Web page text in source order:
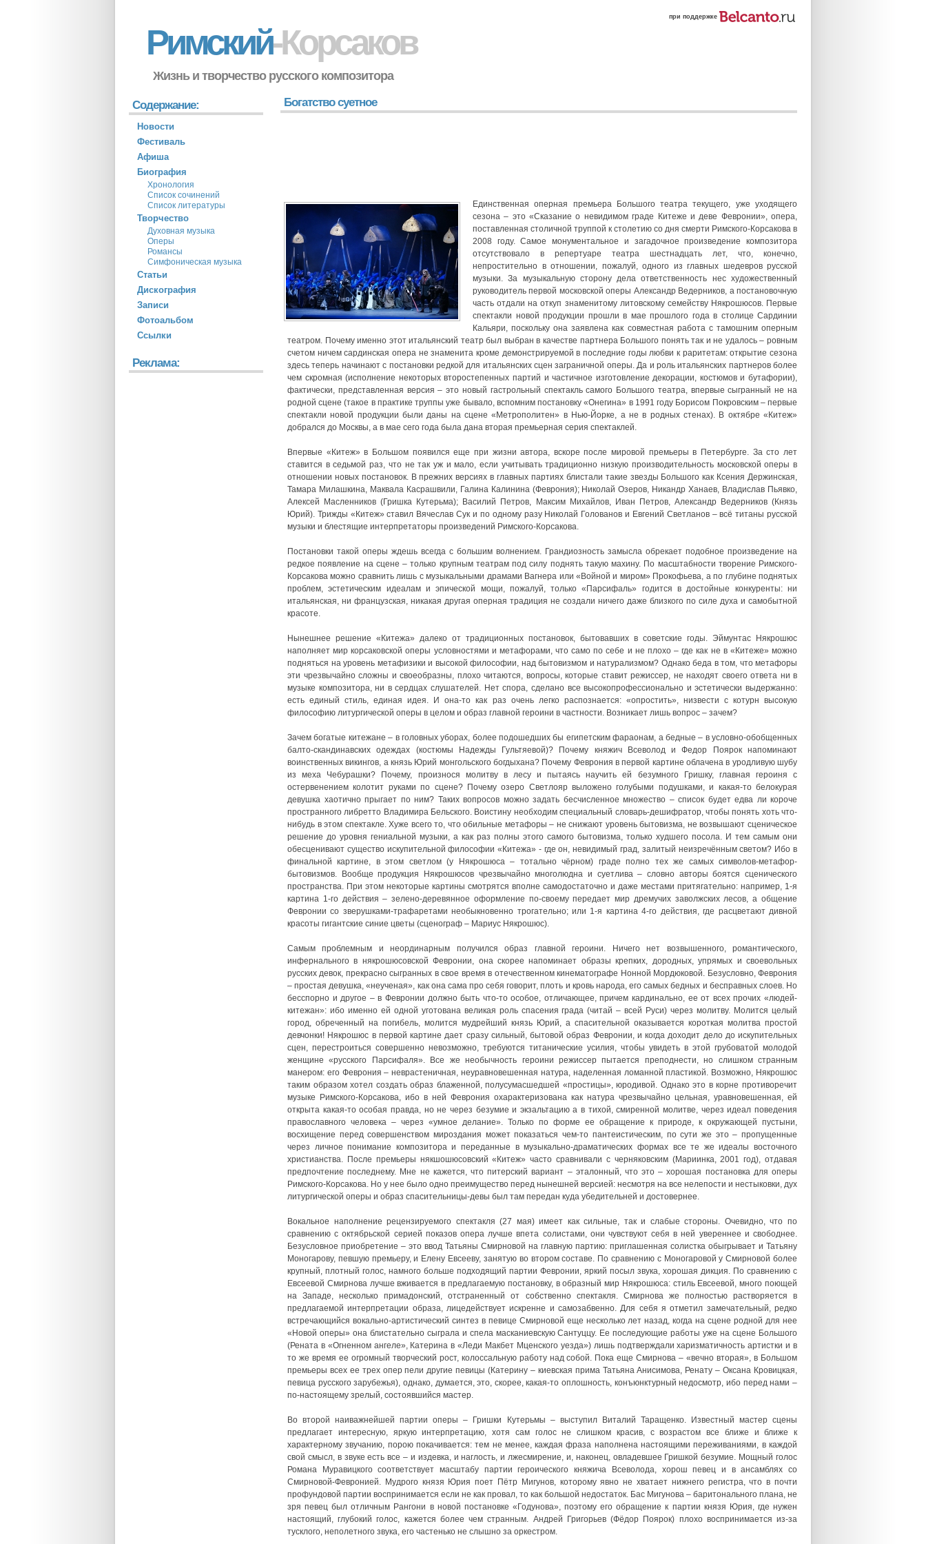
при поддержке
Римский-Корсаков
Жизнь и творчество русского композитора
Богатство суетное
Единственная оперная премьера Большого театра текущего, уже уходящего
сезона – это «Сказание о невидимом граде Китеже и деве Февронии», опера,
поставленная столичной труппой к столетию со дня смерти Римского-Корсакова в
2008 году. Самое монументальное и загадочное произведение композитора
отсутствовало в репертуаре театра шестнадцать лет, что, конечно,
непростительно в отношении, пожалуй, одного из главных шедевров русской
музыки. За музыкальную сторону дела ответственность нес художественный
руководитель первой московской оперы Александр Ведерников, а постановочную
часть отдали на откуп знаменитому литовскому семейству Някрошюсов. Первые
спектакли новой продукции прошли в мае прошлого года в столице Сардинии
Кальяри, поскольку она заявлена как совместная работа с тамошним оперным
театром. Почему именно этот итальянский театр был выбран в качестве партнера Большого понять так и не удалось – ровным
счетом ничем сардинская опера не знаменита кроме демонстрируемой в последние годы любви к раритетам: открытие сезона
здесь теперь начинают с постановки редкой для итальянских сцен заграничной оперы. Да и роль итальянских партнеров более
чем скромная (исполнение некоторых второстепенных партий и частичное изготовление декорации, костюмов и бутафории),
фактически, представленная версия – это новый гастрольный спектакль самого Большого театра, впервые сыгранный не на
родной сцене (такое в практике труппы уже бывало, вспомним постановку «Онегина» в 1991 году Борисом Покровским – первые
спектакли новой продукции были даны на сцене «Метрополитен» в Нью-Йорке, а не в родных стенах). В октябре «Китеж»
добрался до Москвы, а в мае сего года была дана вторая премьерная серия спектаклей.
Впервые «Китеж» в Большом появился еще при жизни автора, вскоре после мировой премьеры в Петербурге. За сто лет
ставится в седьмой раз, что не так уж и мало, если учитывать традиционно низкую производительность московской оперы в
отношении новых постановок. В прежних версиях в главных партиях блистали такие звезды Большого как Ксения Держинская,
Тамара Милашкина, Маквала Касрашвили, Галина Калинина (Феврония); Николай Озеров, Никандр Ханаев, Владислав Пьявко,
Алексей Масленников (Гришка Кутерьма); Василий Петров, Максим Михайлов, Иван Петров, Александр Ведерников (Князь
Юрий). Трижды «Китеж» ставил Вячеслав Сук и по одному разу Николай Голованов и Евгений Светланов – всё титаны русской
музыки и блестящие интерпретаторы произведений Римского-Корсакова.
Постановки такой оперы ждешь всегда с большим волнением. Грандиозность замысла обрекает подобное произведение на
редкое появление на сцене – только крупным театрам под силу поднять такую махину. По масштабности творение Римского-
Корсакова можно сравнить лишь с музыкальными драмами Вагнера или «Войной и миром» Прокофьева, а по глубине поднятых
проблем, эстетическим идеалам и эпической мощи, пожалуй, только «Парсифаль» годится в достойные конкуренты: ни
итальянская, ни французская, никакая другая оперная традиция не создали ничего даже близкого по силе духа и самобытной
красоте.
Нынешнее решение «Китежа» далеко от традиционных постановок, бытовавших в советские годы. Эймунтас Някрошюс
наполняет мир корсаковской оперы условностями и метафорами, что само по себе и не плохо – где как не в «Китеже» можно
подняться на уровень метафизики и высокой философии, над бытовизмом и натурализмом? Однако беда в том, что метафоры
эти чрезвычайно сложны и своеобразны, плохо читаются, вопросы, которые ставит режиссер, не находят своего ответа ни в
музыке композитора, ни в сердцах слушателей. Нет спора, сделано все высокопрофессионально и эстетически выдержанно:
есть единый стиль, единая идея. И она-то как раз очень легко распознается: «опростить», низвести с котурн высокую
философию литургической оперы в целом и образ главной героини в частности. Возникает лишь вопрос – зачем?
Зачем богатые китежане – в головных уборах, более подошедших бы египетским фараонам, а бедные – в условно-обобщенных
балто-скандинавских одеждах (костюмы Надежды Гультяевой)? Почему княжич Всеволод и Федор Поярок напоминают
воинственных викингов, а князь Юрий монгольского богдыхана? Почему Феврония в первой картине облачена в уродливую шубу
из меха Чебурашки? Почему, произнося молитву в лесу и пытаясь научить ей безумного Гришку, главная героиня с
остервенением колотит руками по сцене? Почему озеро Светлояр выложено голубыми подушками, и какая-то белокурая
девушка хаотично прыгает по ним? Таких вопросов можно задать бесчисленное множество – список будет едва ли короче
пространного либретто Владимира Бельского. Воистину необходим специальный словарь-дешифратор, чтобы понять хоть что-
нибудь в этом спектакле. Хуже всего то, что обильные метафоры – не снижают уровень бытовизма, не возвышают сценическое
решение до уровня гениальной музыки, а как раз полны этого самого бытовизма, только худшего посола. И тем самым они
обесценивают существо искупительной философии «Китежа» - где он, невидимый град, залитый неизречённым светом? Ибо в
финальной картине, в этом светлом (у Някрошюса – тотально чёрном) граде полно тех же самых символов-метафор-
бытовизмов. Вообще продукция Някрошюсов чрезвычайно многолюдна и суетлива – словно авторы боятся сценического
пространства. При этом некоторые картины смотрятся вполне самодостаточно и даже местами притягательно: например, 1-я
картина 1-го действия – зелено-деревянное оформление по-своему передает мир дремучих заволжских лесов, а общение
Февронии со зверушками-трафаретами необыкновенно трогательно; или 1-я картина 4-го действия, где расцветают дивной
красоты гигантские синие цветы (сценограф – Мариус Някрошюс).
Самым проблемным и неординарным получился образ главной героини. Ничего нет возвышенного, романтического,
инфернального в някрошюсовской Февронии, она скорее напоминает образы крепких, дородных, упрямых и своевольных
русских девок, прекрасно сыгранных в свое время в отечественном кинематографе Нонной Мордюковой. Безусловно, Феврония
– простая девушка, «неученая», как она сама про себя говорит, плоть и кровь народа, его самых бедных и бесправных слоев. Но
бесспорно и другое – в Февронии должно быть что-то особое, отличающее, причем кардинально, ее от всех прочих «людей-
китежан»: ибо именно ей одной уготована великая роль спасения града (читай – всей Руси) через молитву. Молится целый
город, обреченный на погибель, молится мудрейший князь Юрий, а спасительной оказывается короткая молитва простой
девчонки! Някрошюс в первой картине дает сразу сильный, бытовой образ Февронии, и когда доходит дело до искупительных
сцен, перестроиться совершенно невозможно, требуются титанические усилия, чтобы увидеть в этой грубоватой молодой
женщине «русского Парсифаля». Все же необычность героини режиссер пытается преподнести, но слишком странным
манером: его Феврония – неврастеничная, неуравновешенная натура, наделенная ломанной пластикой. Возможно, Някрошюс
таким образом хотел создать образ блаженной, полусумасшедшей «простицы», юродивой. Однако это в корне противоречит
музыке Римского-Корсакова, ибо в ней Феврония охарактеризована как натура чрезвычайно цельная, уравновешенная, ей
открыта какая-то особая правда, но не через безумие и экзальтацию а в тихой, смиренной молитве, через идеал поведения
православного человека – через «умное делание». Только по форме ее обращение к природе, к окружающей пустыни,
восхищение перед совершенством мироздания может показаться чем-то пантеистическим, по сути же это – пропущенные
через личное понимание композитора и переданные в музыкально-драматических формах все те же идеалы восточного
христианства. После премьеры някшошюсовский «Китеж» часто сравнивали с черняковским (Мариинка, 2001 год), отдавая
предпочтение последнему. Мне не кажется, что питерский вариант – эталонный, что это – хорошая постановка для оперы
Римского-Корсакова. Но у нее было одно преимущество перед нынешней версией: несмотря на все нелепости и нестыковки, дух
литургической оперы и образ спасительницы-девы был там передан куда убедительней и достовернее.
Вокальное наполнение рецензируемого спектакля (27 мая) имеет как сильные, так и слабые стороны. Очевидно, что по
сравнению с октябрьской серией показов опера лучше впета солистами, они чувствуют себя в ней увереннее и свободнее.
Безусловное приобретение – это ввод Татьяны Смирновой на главную партию: приглашенная солистка обыгрывает и Татьяну
Моногарову, певшую премьеру, и Елену Евсееву, занятую во втором составе. По сравнению с Моногаровой у Смирновой более
крупный, плотный голос, намного больше подходящий партии Февронии, яркий посыл звука, хорошая дикция. По сравнению с
Евсеевой Смирнова лучше вживается в предлагаемую постановку, в образный мир Някрошюса: стиль Евсеевой, много поющей
на Западе, несколько примадонский, отстраненный от собственно спектакля. Смирнова же полностью растворяется в
предлагаемой интерпретации образа, лицедействует искренне и самозабвенно. Для себя я отметил замечательный, редко
встречающийся вокально-артистический синтез в певице Смирновой еще несколько лет назад, когда на сцене родной для нее
«Новой оперы» она блистательно сыграла и спела масканиевскую Сантуццу. Ее последующие работы уже на сцене Большого
(Рената в «Огненном ангеле», Катерина в «Леди Макбет Мценского уезда») лишь подтверждали харизматичность артистки и в
то же время ее огромный творческий рост, колоссальную работу над собой. Пока еще Смирнова – «вечно вторая», в Большом
премьеры всех ее трех опер пели другие певицы (Катерину – киевская прима Татьяна Анисимова, Ренату – Оксана Кровицкая,
певица русского зарубежья), однако, думается, это, скорее, какая-то оплошность, конъюнктурный недосмотр, ибо перед нами –
по-настоящему зрелый, состоявшийся мастер.
Во второй наиважнейшей партии оперы – Гришки Кутерьмы – выступил Виталий Таращенко. Известный мастер сцены
предлагает интересную, яркую интерпретацию, хотя сам голос не слишком красив, с возрастом все ближе и ближе к
характерному звучанию, порою покачивается: тем не менее, каждая фраза наполнена настоящими переживаниями, в каждой
свой смысл, в звуке есть все – и издевка, и наглость, и лжесмирение, и, наконец, овладевшее Гришкой безумие. Мощный голос
Романа Муравицкого соответствует масштабу партии героического княжича Всеволода, хорош певец и в ансамблях со
Смирновой-Февронией. Мудрого князя Юрия поет Пётр Мигунов, которому явно не хватает нижнего регистра, что в почти
профундовой партии воспринимается если не как провал, то как большой недостаток. Бас Мигунова – баритонального плана, не
зря певец был отличным Рангони в новой постановке «Годунова», поэтому его обращение к партии князя Юрия, где нужен
настоящий, глубокий голос, кажется более чем странным. Андрей Григорьев (Фёдор Поярок) плохо воспринимается из-за
тусклого, неполетного звука, его частенько не слышно за оркестром.
Содержание:
Новости
Фестиваль
Афиша
Биография
Хронология
Список сочинений
Список литературы
Творчество
Духовная музыка
Оперы
Романсы
Симфоническая музыка
Статьи
Дискография
Записи
Фотоальбом
Ссылки
Реклама: